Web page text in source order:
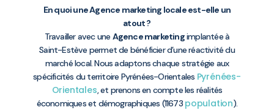
En quoi une Agence marketing locale est-elle un
atout ?
Travailler avec une Agence marketingimplantée à
Saint-Estève permet de bénéficier d’une réactivité du
marché local. Nous adaptons chaque stratégie aux
spécificités du territoire Pyrénées-Orientales Pyrénées-
Orientales, et prenons en compte les réalités
économiques et démographiques (11673 population).